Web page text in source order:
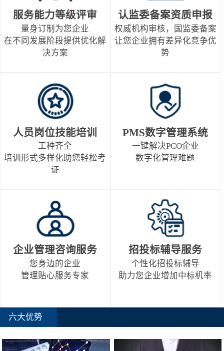
服务能力等级评审
量身订制为您企业
在不同发展阶段提供优化解
决方案
认监委备案资质申报
权威机构审核，国监委备案
让您企业拥有差异化竞争优
势
人员岗位技能培训
工种齐全
培训形式多样化助您轻松考
证
PMS数字管理系统
一键解决PCO企业
数字化管理难题
企业管理咨询服务
您身边的企业
管理贴心服务专家
招投标辅导服务
个性化招投标辅导
助力您企业增加中标机率
六大优势